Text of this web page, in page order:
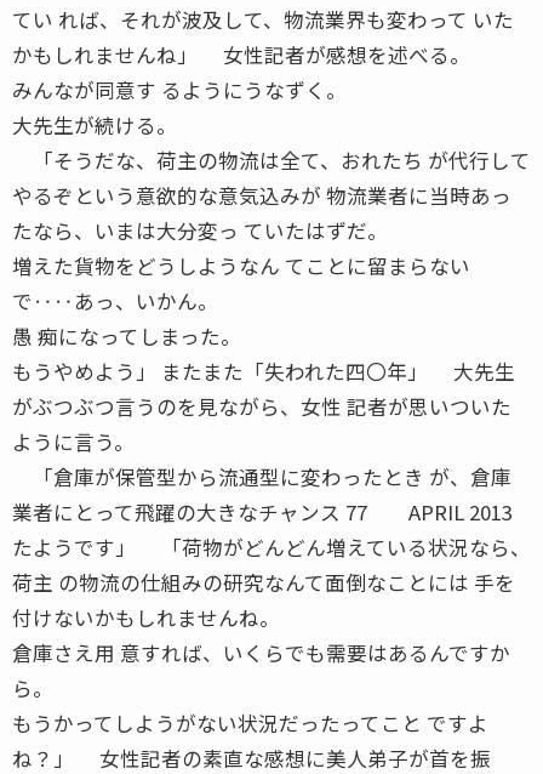
てい れば、それが波及して、物流業界も変わって いた
かもしれませんね」 女性記者が感想を述べる。
みんなが同意す るようにうなずく。
大先生が続ける。
「そうだな、荷主の物流は全て、おれたち が代行して
やるぞという意欲的な意気込みが 物流業者に当時あっ
たなら、いまは大分変っ ていたはずだ。
増えた貨物をどうしようなん てことに留まらない
で‥‥あっ、いかん。
愚 痴になってしまった。
もうやめよう」 またまた「失われた四〇年」 大先生
がぶつぶつ言うのを見ながら、女性 記者が思いついた
ように言う。
「倉庫が保管型から流通型に変わったとき が、倉庫
業者にとって飛躍の大きなチャンス 77 APRIL 2013
たようです」 「荷物がどんどん増えている状況なら、
荷主 の物流の仕組みの研究なんて面倒なことには 手を
付けないかもしれませんね。
倉庫さえ用 意すれば、いくらでも需要はあるんですか
ら。
もうかってしようがない状況だったってこと ですよ
ね？」 女性記者の素直な感想に美人弟子が首を振